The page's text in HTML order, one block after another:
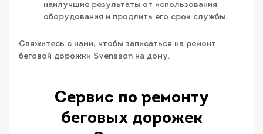
наилучшие результаты от использования
оборудования и продлить его срок службы.
Свяжитесь с нами, чтобы записаться на ремонт
беговой дорожки Svensson на дому.
Сервис по ремонту
беговых дорожек